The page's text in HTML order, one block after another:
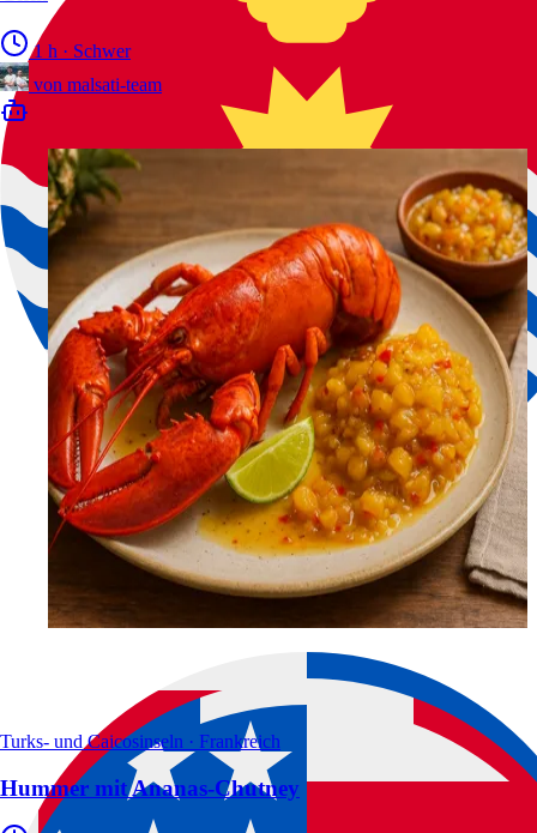
1 h · Schwer
von malsati-team
Turks- und Caicosinseln · Frankreich
Hummer mit Ananas-Chutney